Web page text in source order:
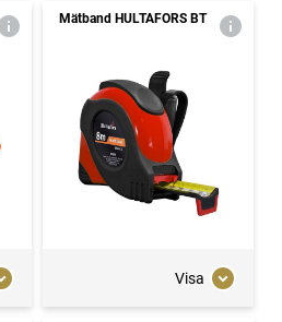
Mätband HULTAFORS BT
Visa